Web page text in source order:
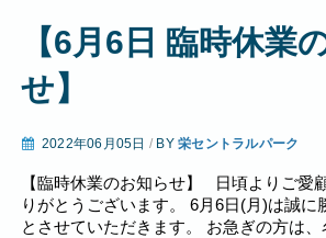
【6月6日 臨時休業
せ】
2022年06月05日 / BY栄セントラルパーク
【臨時休業のお知らせ】 日頃よりご愛
りがとうございます。 6月6日(月)は誠に
とさせていただきます。 お急ぎの方は